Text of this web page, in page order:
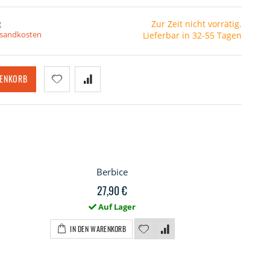
Zur Zeit nicht vorrätig.
Lieferbar in 32-55 Tagen
Berbice
27,90 €
Auf Lager
IN DEN WARENKORB